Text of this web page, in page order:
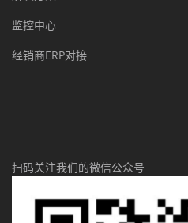
监控中心
经销商ERP对接
扫码关注我们的微信公众号